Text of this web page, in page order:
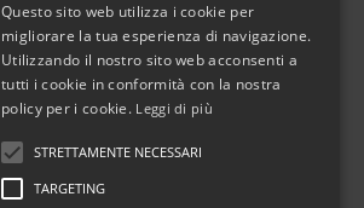
Questo sito web utilizza i cookie per
migliorare la tua esperienza di navigazione.
Utilizzando il nostro sito web acconsenti a
tutti i cookie in conformità con la nostra
policy per i cookie. Leggi di più
STRETTAMENTE NECESSARI
TARGETING